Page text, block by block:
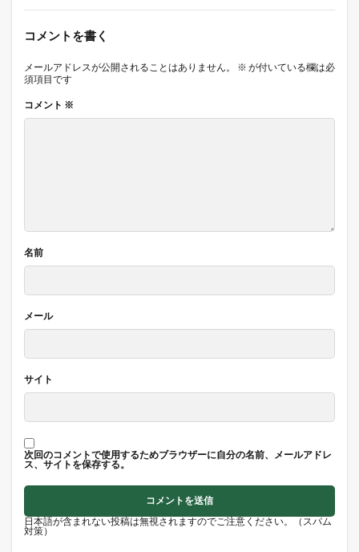
コメントを書く
メールアドレスが公開されることはありません。 ※ が付いている欄は必
須項目です
コメント ※
名前
メール
サイト
次回のコメントで使用するためブラウザーに自分の名前、メールアドレ
ス、サイトを保存する。
日本語が含まれない投稿は無視されますのでご注意ください。（スパム
対策）